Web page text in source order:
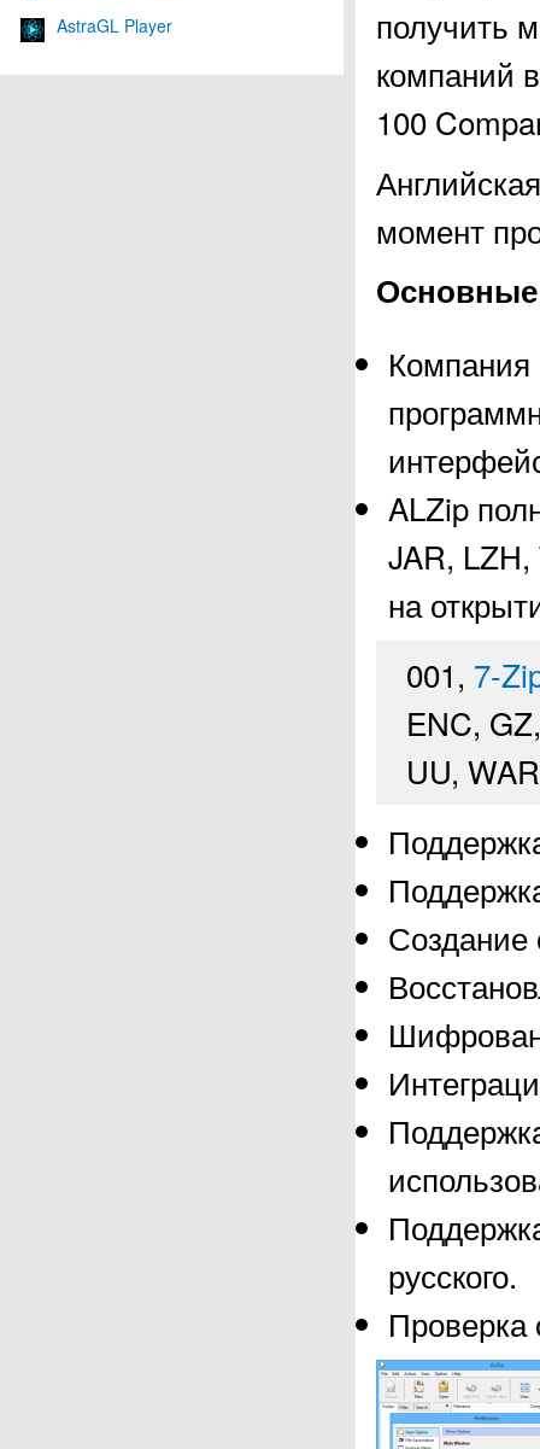
AstraGL Player
получить
компаний
100
момент
Основные
Компания
ALZip
JAR,
на
001, 7-
ENC,
UU,
русского.
Проверка